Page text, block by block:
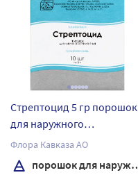
Стрептоцид 5 гр порошок
для наружного
применения пакет 10 шт.
Флора Кавказа АО
порошок для наружного применения